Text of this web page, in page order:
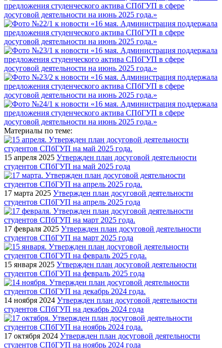
Материалы по теме:
15 апреля 2025 Утвержден план досуговой деятельности
студентов СПбГУП на май 2025 года
17 марта 2025 Утвержден план досуговой деятельности
студентов СПбГУП на апрель 2025 года
17 февраля 2025 Утвержден план досуговой деятельности
студентов СПбГУП на март 2025 года
15 января 2025 Утвержден план досуговой деятельности
студентов СПбГУП на февраль 2025 года
14 ноября 2024 Утвержден план досуговой деятельности
студентов СПбГУП на декабрь 2024 года
17 октября 2024 Утвержден план досуговой деятельности
студентов СПбГУП на ноябрь 2024 года